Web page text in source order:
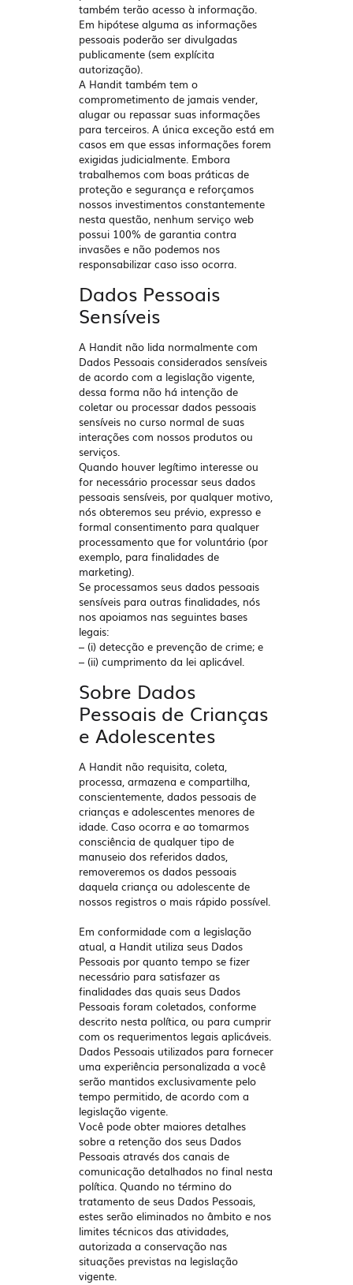
também terão acesso à informação.
Em hipótese alguma as informações
pessoais poderão ser divulgadas
publicamente (sem explícita
autorização).
A Handit também tem o
comprometimento de jamais vender,
alugar ou repassar suas informações
para terceiros. A única exceção está em
casos em que essas informações forem
exigidas judicialmente. Embora
trabalhemos com boas práticas de
proteção e segurança e reforçamos
nossos investimentos constantemente
nesta questão, nenhum serviço web
possui 100% de garantia contra
invasões e não podemos nos
responsabilizar caso isso ocorra.
Dados Pessoais
Sensíveis
A Handit não lida normalmente com
Dados Pessoais considerados sensíveis
de acordo com a legislação vigente,
dessa forma não há intenção de
coletar ou processar dados pessoais
sensíveis no curso normal de suas
interações com nossos produtos ou
serviços.
Quando houver legítimo interesse ou
for necessário processar seus dados
pessoais sensíveis, por qualquer motivo,
nós obteremos seu prévio, expresso e
formal consentimento para qualquer
processamento que for voluntário (por
exemplo, para finalidades de
marketing).
Se processamos seus dados pessoais
sensíveis para outras finalidades, nós
nos apoiamos nas seguintes bases
legais:
– (i) detecção e prevenção de crime; e
– (ii) cumprimento da lei aplicável.
Sobre Dados
Pessoais de Crianças
e Adolescentes
A Handit não requisita, coleta,
processa, armazena e compartilha,
conscientemente, dados pessoais de
crianças e adolescentes menores de
idade. Caso ocorra e ao tomarmos
consciência de qualquer tipo de
manuseio dos referidos dados,
removeremos os dados pessoais
daquela criança ou adolescente de
nossos registros o mais rápido possível.
Em conformidade com a legislação
atual, a Handit utiliza seus Dados
Pessoais por quanto tempo se fizer
necessário para satisfazer as
finalidades das quais seus Dados
Pessoais foram coletados, conforme
descrito nesta política, ou para cumprir
com os requerimentos legais aplicáveis.
Dados Pessoais utilizados para fornecer
uma experiência personalizada a você
serão mantidos exclusivamente pelo
tempo permitido, de acordo com a
legislação vigente.
Você pode obter maiores detalhes
sobre a retenção dos seus Dados
Pessoais através dos canais de
comunicação detalhados no final nesta
política. Quando no término do
tratamento de seus Dados Pessoais,
estes serão eliminados no âmbito e nos
limites técnicos das atividades,
autorizada a conservação nas
situações previstas na legislação
vigente.